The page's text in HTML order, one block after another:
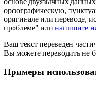
основе двуязычных
орфографическую,
оригинале или переводе,
проблеме" или напишите
Ваш текст переведен
Вы можете переводить не
Примеры